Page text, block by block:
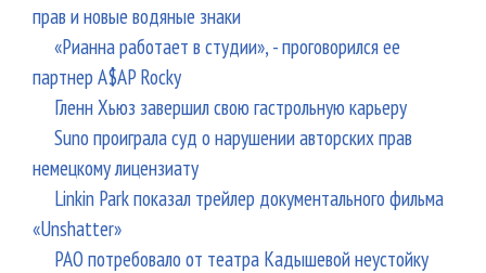
прав и новые водяные знаки
«Рианна работает в студии», - проговорился ее
партнер A$AP Rocky
Гленн Хьюз завершил свою гастрольную карьеру
Suno проиграла суд о нарушении авторских прав
немецкому лицензиату
Linkin Park показал трейлер документального фильма
«Unshatter»
РАО потребовало от театра Кадышевой неустойку